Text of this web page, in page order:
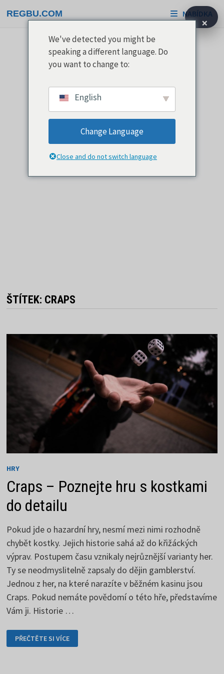
na
REGBU.COM NABÍDKA
ŠTÍTEK: CRAPS
HRY
Craps – Poznejte hru s kostkami
do detailu
Pokud jde o hazardní hry, nesmí mezi nimi rozhodně
chybět kostky. Jejich historie sahá až do křižáckých
výprav. Postupem času vznikaly nejrůznější varianty her.
Ty se neodmyslitelně zapsaly do dějin gamblerství.
Jednou z her, na které narazíte v běžném kasinu jsou
Craps. Pokud nemáte povědomí o této hře, představíme
Vám ji. Historie …
CRAPS
–
POZNEJTE
PŘEČTĚTE SI VÍCE
×
We've detected you might be
speaking a different language. Do
you want to change to:
English
Change Language
Close and do not switch language